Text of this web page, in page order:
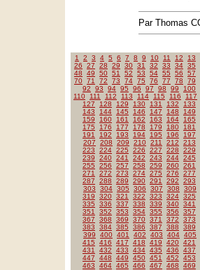
Par Thomas
1 2 3 4 5 6 7 8 9 10 11 12
13
26
27 28 29 30 31 32 33 34 35
48
49 50 51 52 53 54 55 56
57
70 71 72 73 74 75 76 77 78
79
92
93 94 95 96 97 98 99
100
110
111 112 113 114 115 116
117
127
128 129 130 131 132
133
143
144 145 146 147 148
149
159
160 161 162 163 164
165
175
176 177 178 179 180
181
191
192 193 194 195 196
197
207
208 209 210 211 212
213
223
224 225 226 227 228
229
239
240 241 242 243 244 245
255
256 257 258 259 260 261
271
272 273 274 275 276
277
287
288 289 290 291 292
293
303
304 305 306 307 308
309
319
320 321 322 323 324 325
335
336 337 338 339 340 341
351
352 353 354 355 356
357
367
368 369 370 371 372
373
383
384 385 386 387 388
389
399
400 401 402 403 404 405
415
416 417 418 419 420 421
431
432 433 434 435 436
437
447
448 449 450 451 452
453
463
464 465 466 467 468 469